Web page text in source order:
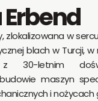
zlokalizowana w
blach w Turcji,
z 30-letnim
maszyn
i nożycach